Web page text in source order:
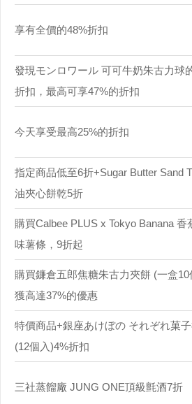
享有全價的48%折扣
發現モンロワール 可可牛奶朱古力球
折扣，最高可享47%的折扣
今天享受最高25%的折扣
指定商品低至6折+Sugar Butter Sand
油夾心餅乾5折
購買Calbee PLUS x Tokyo Banana 香
味薯條，9折起
購買鐮倉五郎焦糖朱古力夾餅 (一盒10
獲高達37%的優惠
特價商品+銀座あけぼの それぞれ菓
(12個入)4%折扣
三社蒸餾廠 JUNG ONE頂級氈酒7折